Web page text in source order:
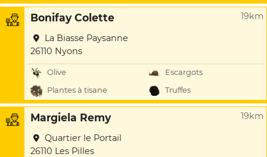
Bonifay Colette 19km
La Biasse Paysanne
26110 Nyons
Olive
Escargots
Plantes à tisane
Truffes
Margiela Remy 19km
Quartier le Portail
26110 Les Pilles